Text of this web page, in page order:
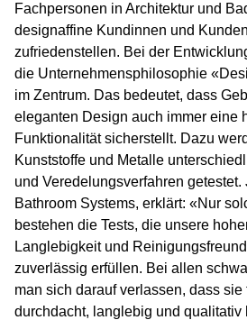
Fachpersonen in Architektur und
designaffine Kundinnen und
zufriedenstellen. Bei der
die Unternehmensphilosophie
im Zentrum. Das bedeutet, dass
eleganten Design auch immer eine
Funktionalität sicherstellt. Dazu
Kunststoffe und Metalle
und Veredelungsverfahren getestet.
Bathroom Systems, erklärt: «Nur
bestehen die Tests, die unsere
Langlebigkeit und
zuverlässig erfüllen. Bei allen
man sich darauf verlassen, dass
durchdacht, langlebig und qualitativ